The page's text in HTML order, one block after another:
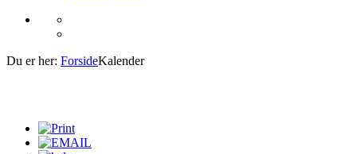
Du er her: ForsideKalender